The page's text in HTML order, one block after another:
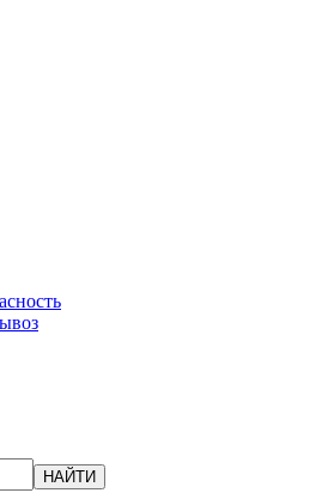
НАЙТИ